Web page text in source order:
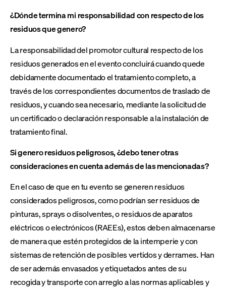
¿Dónde termina mi responsabilidad con respecto de los
residuos que genero?
La responsabilidad del promotor cultural respecto de los
residuos generados en el evento concluirá cuando quede
debidamente documentado el tratamiento completo, a
través de los correspondientes documentos de traslado de
residuos, y cuando sea necesario, mediante la solicitud de
un certificado o declaración responsable a la instalación de
tratamiento final.
Si genero residuos peligrosos, ¿debo tener otras
consideraciones en cuenta además de las mencionadas?
En el caso de que en tu evento se generen residuos
considerados peligrosos, como podrían ser residuos de
pinturas, sprays o disolventes, o residuos de aparatos
eléctricos o electrónicos (RAEEs), estos deben almacenarse
de manera que estén protegidos de la intemperie y con
sistemas de retención de posibles vertidos y derrames. Han
de ser además envasados y etiquetados antes de su
recogida y transporte con arreglo a las normas aplicables y